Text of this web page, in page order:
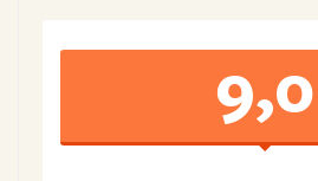
9,0